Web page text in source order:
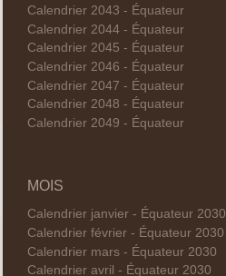
Calendrier 2043 - Équateur
Calendrier 2044 - Équateur
Calendrier 2045 - Équateur
Calendrier 2046 - Équateur
Calendrier 2047 - Équateur
Calendrier 2048 - Équateur
Calendrier 2049 - Équateur
MOIS
Calendrier janvier - Équateur 2030
Calendrier février - Équateur 2030
Calendrier mars - Équateur 2030
Calendrier avril - Équateur 2030